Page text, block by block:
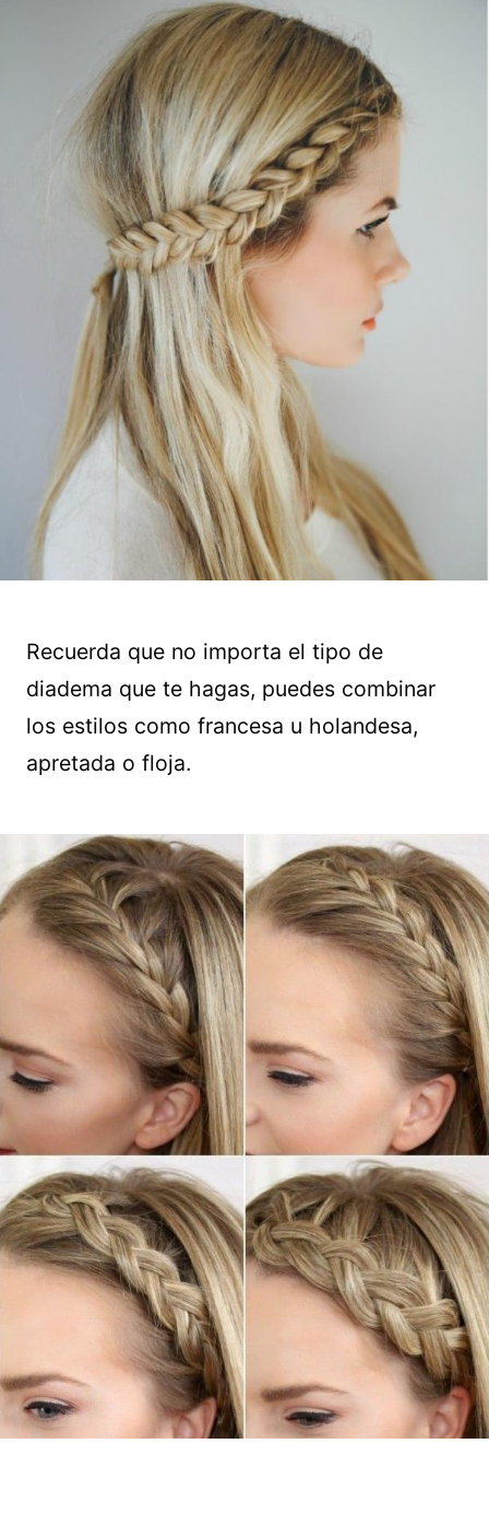
Recuerda que no importa el tipo de
diadema que te hagas, puedes combinar
los estilos como francesa u holandesa,
apretada o floja.